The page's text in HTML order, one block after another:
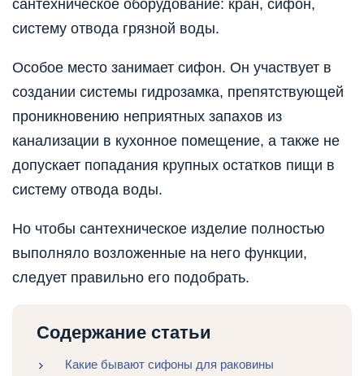
сантехническое оборудование: кран, сифон,
систему отвода грязной воды.
Особое место занимает сифон. Он участвует в
создании системы гидрозамка, препятствующей
проникновению неприятных запахов из
канализации в кухонное помещение, а также не
допускает попадания крупных остатков пищи в
систему отвода воды.
Но чтобы сантехническое изделие полностью
выполняло возложенные на него функции,
следует правильно его подобрать.
Содержание статьи
Какие бывают сифоны для раковины